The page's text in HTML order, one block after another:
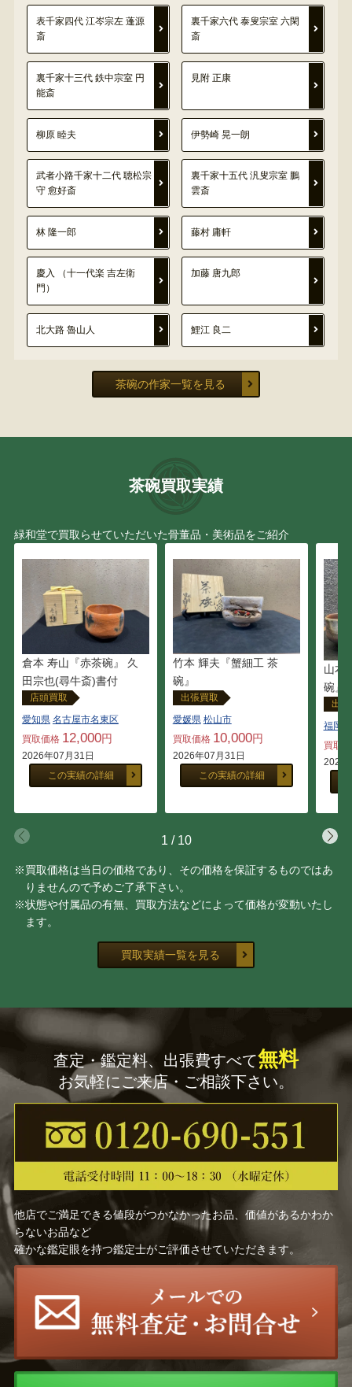
表千家四代 江岑宗左 蓬源
斎
裏千家六代 泰叟宗室 六閑
斎
裏千家十三代 鉄中宗室 円
能斎
見附 正康
柳原 睦夫 伊勢崎 晃一朗
武者小路千家十二代 聴松宗
守 愈好斎
裏千家十五代 汎叟宗室 鵬
雲斎
林 隆一郎 藤村 庸軒
慶入 （十一代楽 吉左衛
門）
加藤 唐九郎
北大路 魯山人 鯉江 良二
茶碗の作家一覧を見る
茶碗買取実績
緑和堂で買取らせていただいた骨董品・美術品をご紹介
倉本 寿山『赤茶碗』 久
田宗也(尋牛斎)書付
店頭買取
愛知県 名古屋市名東区
買取価格 12,000円
2026年07月31日
この実績の詳細
竹本 輝夫『蟹細工 茶
碗』
出張買取
愛媛県 松山市
買取価格 10,000円
2026年07月31日
この実績の詳細
山本
碗』
出
福岡県
買取
2026
1 / 10
※買取価格は当日の価格であり、その価格を保証するものではあ
りませんので予めご了承下さい。
※状態や付属品の有無、買取方法などによって価格が変動いたし
ます。
買取実績一覧を見る
査定・鑑定料、出張費すべて無料
お気軽にご来店・ご相談下さい。
他店でご満足できる値段がつかなかったお品、価値があるかわか
らないお品など
確かな鑑定眼を持つ鑑定士がご評価させていただきます。